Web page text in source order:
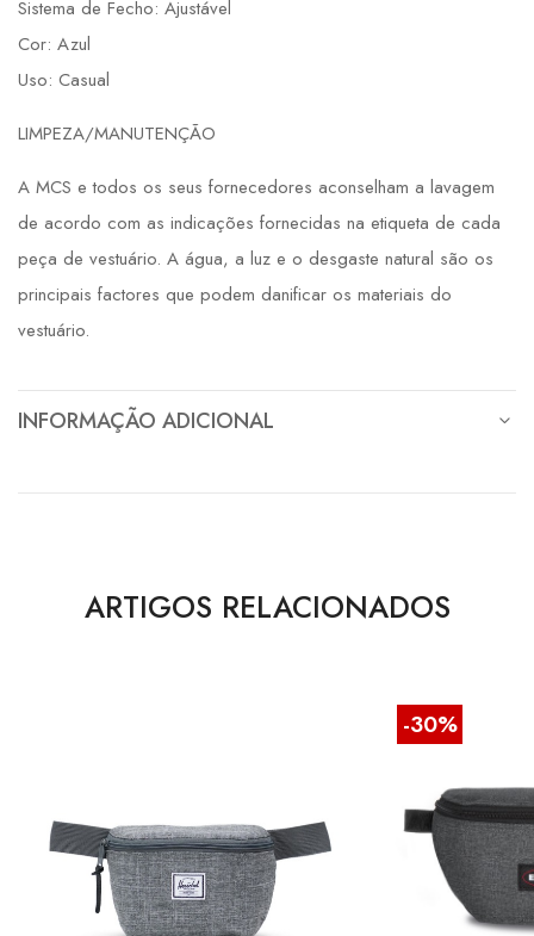
Sistema de Fecho: Ajustável
Cor: Azul
Uso: Casual
LIMPEZA/MANUTENÇÃO
A MCS e todos os seus fornecedores aconselham a lavagem
de acordo com as indicações fornecidas na etiqueta de cada
peça de vestuário. A água, a luz e o desgaste natural são os
principais factores que podem danificar os materiais do
vestuário.
INFORMAÇÃO ADICIONAL
ARTIGOS RELACIONADOS
-30%